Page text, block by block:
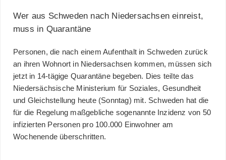
Wer aus Schweden nach Niedersachsen einreist,
muss in Quarantäne
Personen, die nach einem Aufenthalt in Schweden zurück
an ihren Wohnort in Niedersachsen kommen, müssen sich
jetzt in 14-tägige Quarantäne begeben. Dies teilte das
Niedersächsische Ministerium für Soziales, Gesundheit
und Gleichstellung heute (Sonntag) mit. Schweden hat die
für die Regelung maßgebliche sogenannte Inzidenz von 50
infizierten Personen pro 100.000 Einwohner am
Wochenende überschritten.